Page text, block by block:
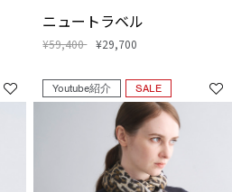
ニュートラベル
¥59,400 ¥29,700
Youtube紹介 SALE